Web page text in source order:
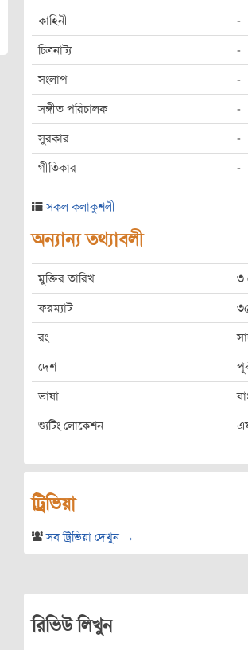
কাহিনী -
চিত্রনাট্য -
সংলাপ -
সঙ্গীত পরিচালক -
সুরকার -
গীতিকার -
সকল কলাকুশলী
অন্যান্য তথ্যাবলী
মুক্তির তারিখ ৩
ফরম্যাট
রং
দেশ
ভাষা
শ্যুটিং লোকেশন
ট্রিভিয়া
সব ট্রিভিয়া দেখুন →
রিভিউ লিখুন